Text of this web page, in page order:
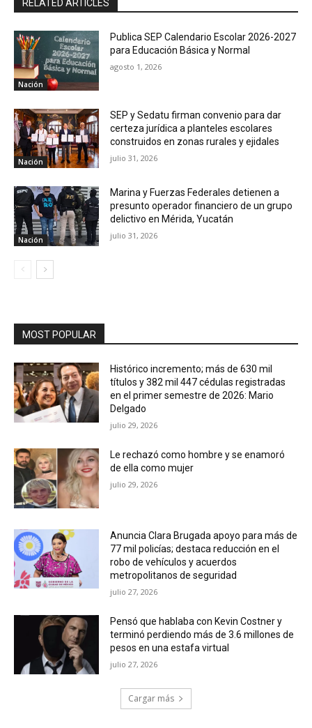
RELATED ARTICLES
Nación
Publica SEP Calendario Escolar 2026-2027
para Educación Básica y Normal
agosto 1, 2026
Nación
SEP y Sedatu firman convenio para dar
certeza jurídica a planteles escolares
construidos en zonas rurales y ejidales
julio 31, 2026
Nación
Marina y Fuerzas Federales detienen a
presunto operador financiero de un grupo
delictivo en Mérida, Yucatán
julio 31, 2026
MOST POPULAR
Histórico incremento; más de 630 mil
títulos y 382 mil 447 cédulas registradas
en el primer semestre de 2026: Mario
Delgado
julio 29, 2026
Le rechazó como hombre y se enamoró
de ella como mujer
julio 29, 2026
Anuncia Clara Brugada apoyo para más de
77 mil policías; destaca reducción en el
robo de vehículos y acuerdos
metropolitanos de seguridad
julio 27, 2026
Pensó que hablaba con Kevin Costner y
terminó perdiendo más de 3.6 millones de
pesos en una estafa virtual
julio 27, 2026
Cargar más